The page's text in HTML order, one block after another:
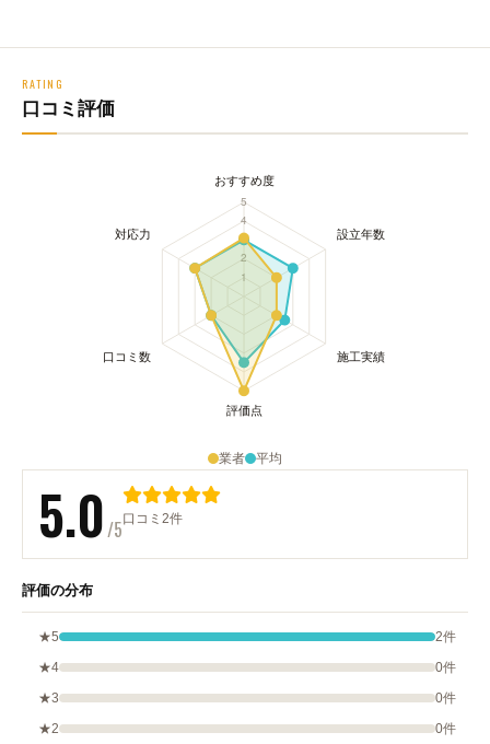
RATING
口コミ評価
業者 平均
5.0/5口コミ2件
評価の分布
★5
2件
★4
0件
★3
0件
★2
0件